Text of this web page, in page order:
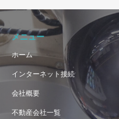
メニュー
ホーム
インターネット接続
会社概要
不動産会社一覧